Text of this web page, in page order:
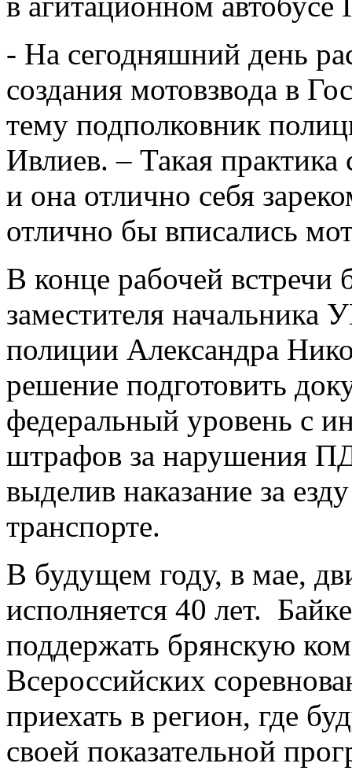
- На сегодняшний день
создания мотовзвода в
тему подполковник
Ивлиев. – Такая практика
и она отлично себя
отлично бы вписались
В конце рабочей встречи
заместителя
полиции Александра
решение подготовить
федеральный уровень с
штрафов за нарушения
выделив наказание за
транспорте.
В будущем году, в мае,
исполняется 40 лет.
поддержать брянскую
Всероссийских
приехать в регион, где
своей показательной